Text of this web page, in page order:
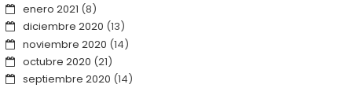
enero 2021 (8)
diciembre 2020 (13)
noviembre 2020 (14)
octubre 2020 (21)
septiembre 2020 (14)